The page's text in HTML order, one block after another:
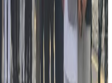
निष्पक्ष र तटस्थ पत्रकारिता गर्न